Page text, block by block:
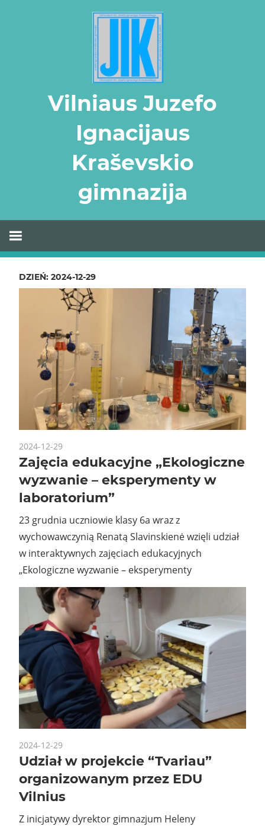
Vilniaus Juzefo
Ignacijaus
Kraševskio
gimnazija
DZIEŃ: 2024-12-29
2024-12-29
Zajęcia edukacyjne „Ekologiczne
wyzwanie – eksperymenty w
laboratorium”
23 grudnia uczniowie klasy 6a wraz z
wychowawczynią Renatą Slavinskienė wzięli udział
w interaktywnych zajęciach edukacyjnych
„Ekologiczne wyzwanie – eksperymenty
2024-12-29
Udział w projekcie “Tvariau”
organizowanym przez EDU
Vilnius
Z inicjatywy dyrektor gimnazjum Heleny